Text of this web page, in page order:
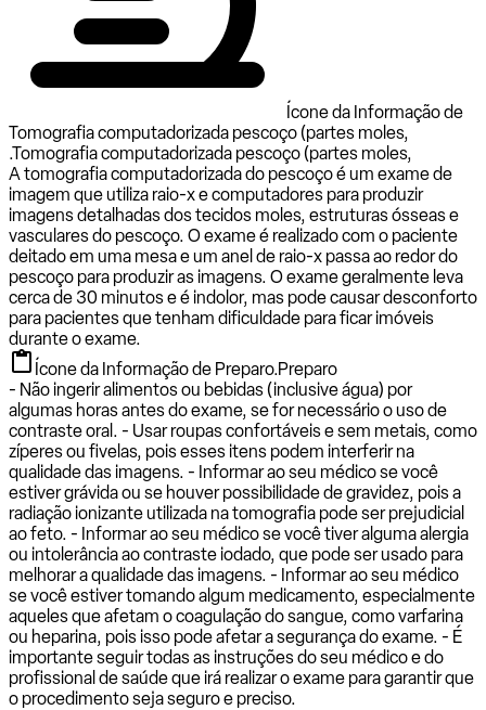
Ícone da Informação de
Tomografia computadorizada pescoço (partes moles,
.Tomografia computadorizada pescoço (partes moles,
A tomografia computadorizada do pescoço é um exame de
imagem que utiliza raio-x e computadores para produzir
imagens detalhadas dos tecidos moles, estruturas ósseas e
vasculares do pescoço. O exame é realizado com o paciente
deitado em uma mesa e um anel de raio-x passa ao redor do
pescoço para produzir as imagens. O exame geralmente leva
cerca de 30 minutos e é indolor, mas pode causar desconforto
para pacientes que tenham dificuldade para ficar imóveis
durante o exame.
Ícone da Informação de Preparo.Preparo
- Não ingerir alimentos ou bebidas (inclusive água) por
algumas horas antes do exame, se for necessário o uso de
contraste oral. - Usar roupas confortáveis e sem metais, como
zíperes ou fivelas, pois esses itens podem interferir na
qualidade das imagens. - Informar ao seu médico se você
estiver grávida ou se houver possibilidade de gravidez, pois a
radiação ionizante utilizada na tomografia pode ser prejudicial
ao feto. - Informar ao seu médico se você tiver alguma alergia
ou intolerância ao contraste iodado, que pode ser usado para
melhorar a qualidade das imagens. - Informar ao seu médico
se você estiver tomando algum medicamento, especialmente
aqueles que afetam o coagulação do sangue, como varfarina
ou heparina, pois isso pode afetar a segurança do exame. - É
importante seguir todas as instruções do seu médico e do
profissional de saúde que irá realizar o exame para garantir que
o procedimento seja seguro e preciso.